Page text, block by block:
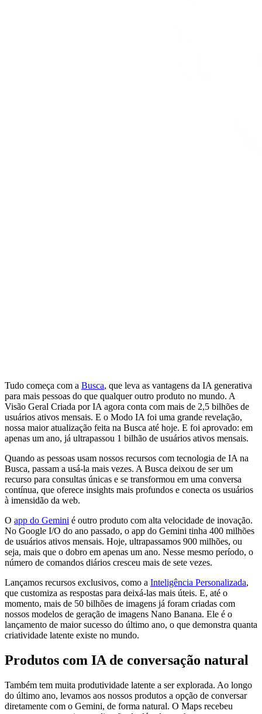
Tudo começa com a Busca, que leva as vantagens da IA ​​generativa
para mais pessoas do que qualquer outro produto no mundo. A
Visão Geral Criada por IA agora conta com mais de 2,5 bilhões de
usuários ativos mensais. E o Modo IA foi uma grande revelação,
nossa maior atualização feita na Busca até hoje. E foi aprovado: em
apenas um ano, já ultrapassou 1 bilhão de usuários ativos mensais.
Quando as pessoas usam nossos recursos com tecnologia de IA na
Busca, passam a usá-la mais vezes. A Busca deixou de ser um
recurso para consultas únicas e se transformou em uma conversa
contínua, que oferece insights mais profundos e conecta os usuários
à imensidão da web.
O app do Gemini é outro produto com alta velocidade de inovação.
No Google I/O do ano passado, o app do Gemini tinha 400 milhões
de usuários ativos mensais. Hoje, ultrapassamos 900 milhões, ou
seja, mais que o dobro em apenas um ano. Nesse mesmo período, o
número de comandos diários cresceu mais de sete vezes.
Lançamos recursos exclusivos, como a Inteligência Personalizada,
que customiza as respostas para deixá-las mais úteis. E, até o
momento, mais de 50 bilhões de imagens já foram criadas com
nossos modelos de geração de imagens Nano Banana. Ele é o
lançamento de maior sucesso do último ano, o que demonstra quanta
criatividade latente existe no mundo.
Produtos com IA de conversação natural
Também tem muita produtividade latente a ser explorada. Ao longo
do último ano, levamos aos nossos produtos a opção de conversar
diretamente com o Gemini, de forma natural. O Maps recebeu